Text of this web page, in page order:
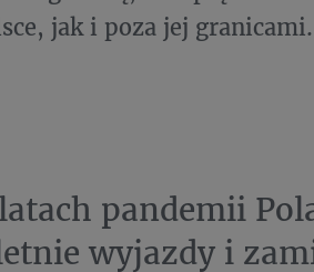
jak i poza jej granicami.
pandemii
wyjazdy i